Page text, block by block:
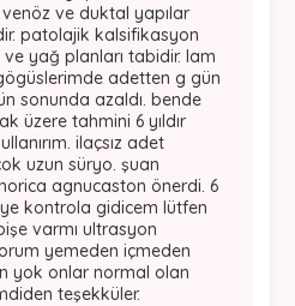
ve duktal yapılar
patolajik kalsifikasyon
yağ planları tabidir. lam
adetten g gün
sonunda azaldı. bende
üzere tahmini 6 yıldır
ilaçsız adet
uzun süryo. şuan
agnucaston önerdi. 6
kontrola gidicem lütfen
varmı ultrasyon
yemeden içmeden
yok onlar normal olan
teşekküler.